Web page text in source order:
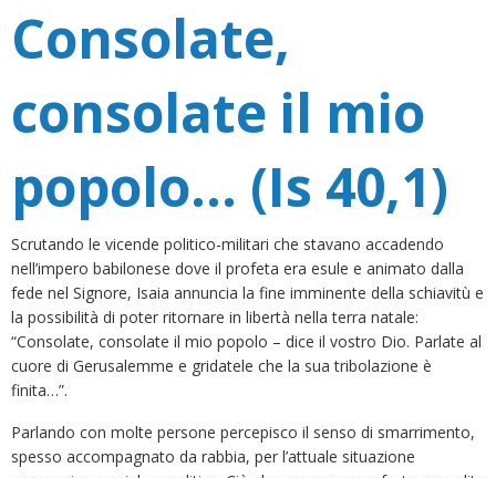
Consolate,
consolate il mio
popolo… (Is 40,1)
Scrutando le vicende politico-militari che stavano accadendo
nell’impero babilonese dove il profeta era esule e animato dalla
fede nel Signore, Isaia annuncia la fine imminente della schiavitù e
la possibilità di poter ritornare in libertà nella terra natale:
“Consolate, consolate il mio popolo – dice il vostro Dio. Parlate al
cuore di Gerusalemme e gridatele che la sua tribolazione è
finita…”.
Parlando con molte persone percepisco il senso di smarrimento,
spesso accompagnato da rabbia, per l’attuale situazione